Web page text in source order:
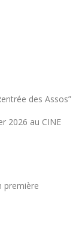
des Assos”
2026 au CINE
première